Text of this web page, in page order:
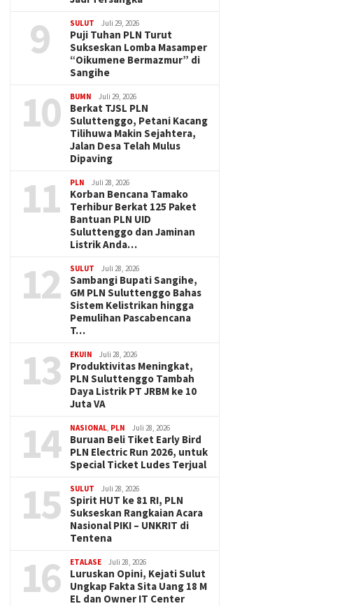
9 SULUT Juli 29, 2026
Puji Tuhan PLN Turut
Sukseskan Lomba Masamper
“Oikumene Bermazmur” di
Sangihe
10 BUMN Juli 29, 2026
Berkat TJSL PLN
Suluttenggo, Petani Kacang
Tilihuwa Makin Sejahtera,
Jalan Desa Telah Mulus
Dipaving
11 PLN Juli 28, 2026
Korban Bencana Tamako
Terhibur Berkat 125 Paket
Bantuan PLN UID
Suluttenggo dan Jaminan
Listrik Anda…
12 SULUT Juli 28, 2026
Sambangi Bupati Sangihe,
GM PLN Suluttenggo Bahas
Sistem Kelistrikan hingga
Pemulihan Pascabencana
T…
13 EKUIN Juli 28, 2026
Produktivitas Meningkat,
PLN Suluttenggo Tambah
Daya Listrik PT JRBM ke 10
Juta VA
14 NASIONAL, PLN Juli 28, 2026
Buruan Beli Tiket Early Bird
PLN Electric Run 2026, untuk
Special Ticket Ludes Terjual
15 SULUT Juli 28, 2026
Spirit HUT ke 81 RI, PLN
Sukseskan Rangkaian Acara
Nasional PIKI – UNKRIT di
Tentena
16 ETALASE Juli 28, 2026
Luruskan Opini, Kejati Sulut
Ungkap Fakta Sita Uang 18 M
EL dan Owner IT Center